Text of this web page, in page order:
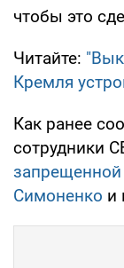
чтобы это
Читайте:
Кремля
Как ранее
сотрудники
запрещенной
Симоненко и